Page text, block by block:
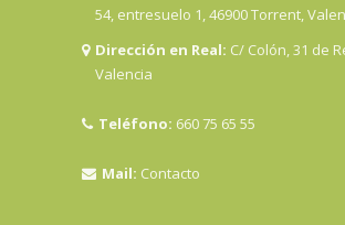
54, entresuelo 1, 46900 Torrent,
Dirección en Real: C/ Colón, 31 de
Valencia
Teléfono: 660 75 65 55
Mail: Contacto